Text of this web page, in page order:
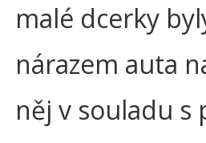
malé dcerky
nárazem auta
něj v souladu